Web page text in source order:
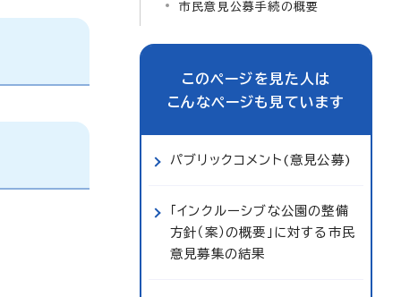
市民意見公募手続の概要
このページを見た人は
こんなページも見ています
パブリックコメント(意見公募)
「インクルーシブな公園の整備
方針（案）の概要」に対する市民
意見募集の結果